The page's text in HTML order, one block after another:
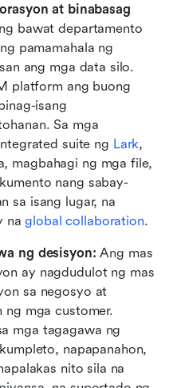
at binabasag
bawat departamento
pamamahala ng
ang mga data silo.
platform ang buong
isang
Sa mga
suite ng Lark,
magbahagi ng mga file,
nang sabay-
sa isang lugar, na
na global collaboration.
ng desisyon: Ang mas
ay nagdudulot ng mas
sa negosyo at
ng mga customer.
mga tagagawa ng
napapanahon,
nito sila na